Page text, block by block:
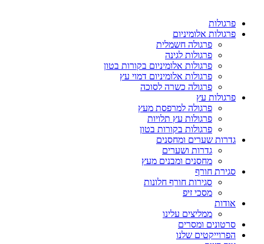
פרגולות
פרגולות אלומיניום
פרגולה חשמלית
פרגולות לגינה
פרגולות אלומיניום בקורות בטון
פרגולות אלומיניום דמוי עץ
פרגולה כשרה לסוכה
פרגולות עץ
פרגולה למרפסת מעץ
פרגולות עץ תלויות
פרגולות בקורות בטון
גדרות שערים ומחסנים
גדרות ושערים
מחסנים ומבנים מעץ
סגירת חורף
סגירות חורף חלונות
מסכי זיפ
אודות
ממליצים עלינו
סרטונים ומסרים
הפרוייקטים שלנו